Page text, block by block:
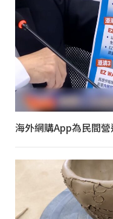
海外網購App為民間